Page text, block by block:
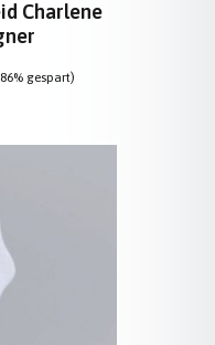
Charlene
gespart)